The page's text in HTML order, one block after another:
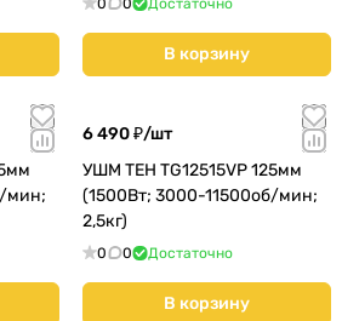
0 0 Достаточно
В корзину
мин;
6 490 ₽/шт
УШМ TEH TG12515VP 125мм
(1500Вт; 3000-11500об/мин;
2,5кг)
0 0 Достаточно
В корзину